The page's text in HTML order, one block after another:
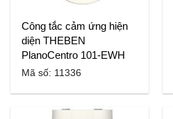
Công tắc cảm ứng hiện
diện THEBEN
PlanoCentro 101-EWH
Mã số: 11336